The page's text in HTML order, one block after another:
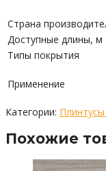
Страна
Доступные длины, м
Типы покрытия
Применение
Категории:
Похожие